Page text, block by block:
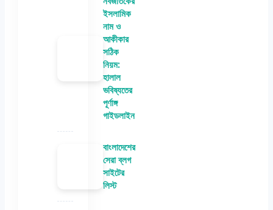
ইসলামিক
নাম ও
আকীকার
সঠিক
নিয়ম:
হালাল
ভবিষ্যতের
পূর্ণাঙ্গ
গাইডলাইন
বাংলাদেশের
সেরা ব্লগ
সাইটের
লিস্ট